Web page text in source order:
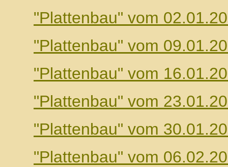
"Plattenbau" vom
"Plattenbau" vom
"Plattenbau" vom
"Plattenbau" vom
"Plattenbau" vom
"Plattenbau" vom